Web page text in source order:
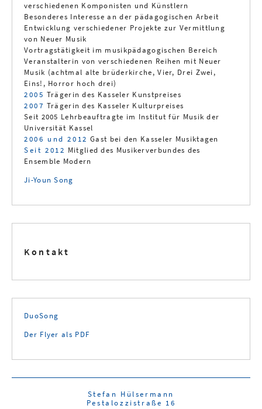
verschiedenen Komponisten und Künstlern
Besonderes Interesse an der pädagogischen Arbeit
Entwicklung verschiedener Projekte zur Vermittlung
von Neuer Musik
Vortragstätigkeit im musikpädagogischen Bereich
Veranstalterin von verschiedenen Reihen mit Neuer
Musik (achtmal alte brüderkirche, Vier, Drei Zwei,
Eins!, Horror hoch drei)
2005 Trägerin des Kasseler Kunstpreises
2007 Trägerin des Kasseler Kulturpreises
Seit 2005 Lehrbeauftragte im Institut für Musik der
Universität Kassel
2006 und 2012 Gast bei den Kasseler Musiktagen
Seit 2012 Mitglied des Musikerverbundes des
Ensemble Modern
Ji-Youn Song
Kontakt
DuoSong
Der Flyer als PDF
Stefan Hülsermann
Pestalozzistraße 16